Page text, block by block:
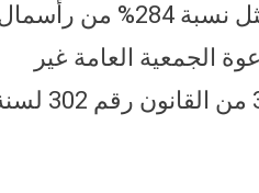
وأضاف تقرير الجهاز المركزي للمحاسبات، أن إجمالي الخسائر تمثل نسبة 284% من
ما يتعين معه دعوة الجمعية العامة غير
العادية للنظر في حل الشركة أو استمرارها، تطبيقًا لنص المادة 38